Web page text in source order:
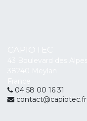
04 58 00 16 31
contact@capiotec.fr